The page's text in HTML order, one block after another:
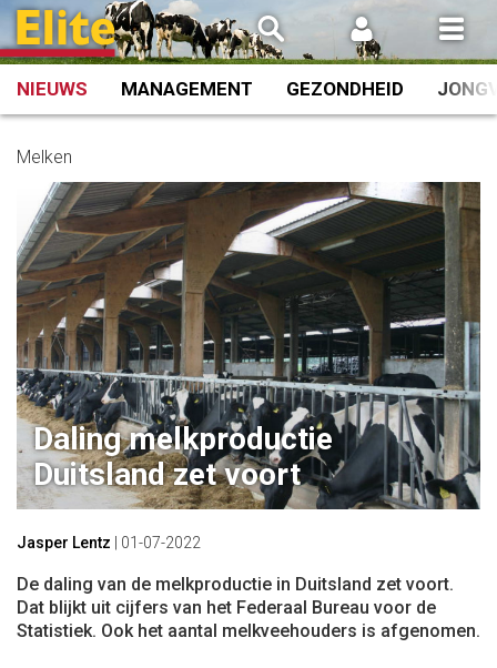
Spring
naar
inhoud
NIEUWS MANAGEMENT GEZONDHEID
Melken
Daling melkproductie
Duitsland zet voort
Jasper Lentz 01-07-2022
De daling van de melkproductie in Duitsland zet voort.
Dat blijkt uit cijfers van het Federaal Bureau voor de
Statistiek. Ook het aantal melkveehouders is afgenomen.